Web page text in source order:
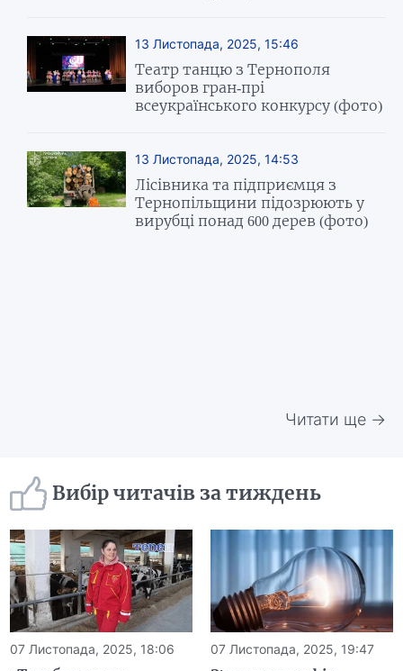
13 Листопада, 2025, 15:46
Театр танцю з Тернополя
виборов гран-прі
всеукраїнського конкурсу (фото)
13 Листопада, 2025, 14:53
Лісівника та підприємця з
Тернопільщини підозрюють у
вирубці понад 600 дерев (фото)
Читати ще →
Вибір читачів за тиждень
07 Листопада, 2025, 18:06 07 Листопада, 2025, 19:47